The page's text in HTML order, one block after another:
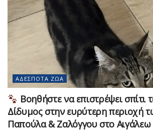
ΑΔΈΣΠΟΤΑ ΖΏΑ
Βοηθήστε να επιστρέψει σπίτι
Δίδυμος στην ευρύτερη περιοχή
Παπούλα & Ζαλόγγου στο Αιγάλεω